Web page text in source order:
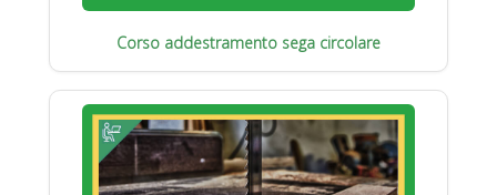
Corso addestramento sega circolare